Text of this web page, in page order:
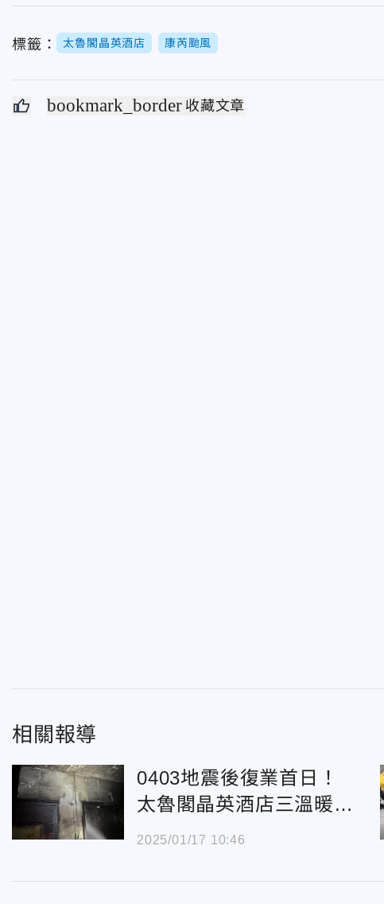
標籤： 太魯閣晶英酒店 康芮颱風
bookmark_border 收藏文章
相關報導
0403地震後復業首日！
太魯閣晶英酒店三溫暖起
火 5人嗆傷
2025/01/17 10:46